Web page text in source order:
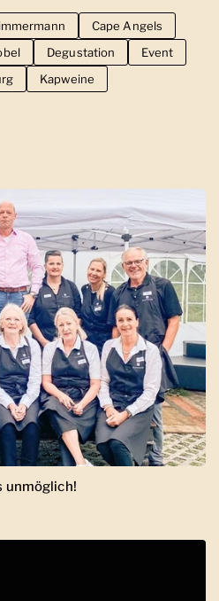
Cape Angels
Degustation
Event
Kapweine
unmöglich!